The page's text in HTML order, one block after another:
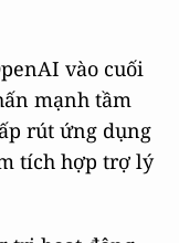
vào cuối
mạnh tầm
rút ứng dụng
tích hợp trợ lý